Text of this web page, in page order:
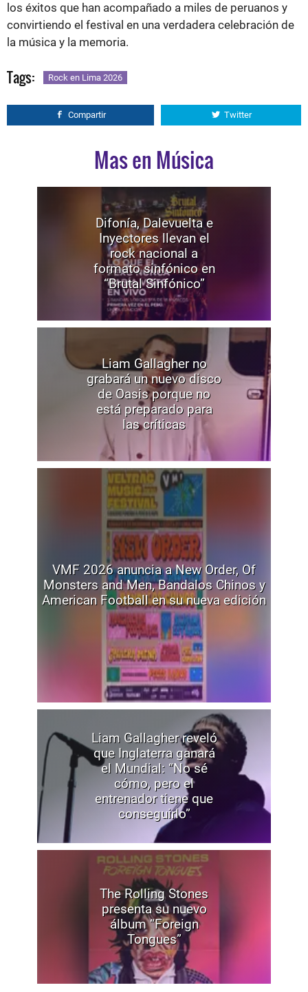
los éxitos que han acompañado a miles de peruanos y
convirtiendo el festival en una verdadera celebración de
la música y la memoria.
Tags: Rock en Lima 2026
Compartir Twitter
Mas en Música
Difonía, Dalevuelta e
Inyectores llevan el
rock nacional a
formato sinfónico en
“Brutal Sinfónico”
Liam Gallagher no
grabará un nuevo disco
de Oasis porque no
está preparado para
las críticas
VMF 2026 anuncia a New Order, Of
Monsters and Men, Bandalos Chinos y
American Football en su nueva edición
Liam Gallagher reveló
que Inglaterra ganará
el Mundial: “No sé
cómo, pero el
entrenador tiene que
conseguirlo”
The Rolling Stones
presenta su nuevo
álbum “Foreign
Tongues”